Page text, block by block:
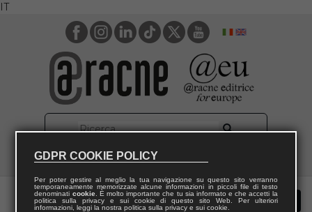
IT
GDPR COOKIE POLICY
Per poter gestire al meglio la tua navigazione su questo sito verranno
temporaneamente memorizzate alcune informazioni in piccoli file di testo
denominati cookie. È molto importante che tu sia informato e che accetti la
politica sulla privacy e sui cookie di questo sito Web. Per ulteriori
informazioni, leggi la nostra politica sulla privacy e sui cookie.